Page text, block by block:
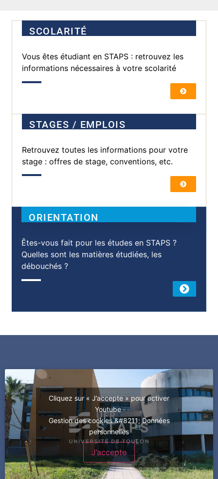
SCOLARITÉ
Vous êtes étudiant en STAPS : retrouvez les
informations nécessaires à votre scolarité
STAGES / EMPLOIS
Retrouvez toutes les informations pour votre
stage : offres de stage, conventions, etc.
ORIENTATION
Êtes-vous fait pour les études en STAPS ?
Quelles sont les matières étudiées, les
débouchés ?
Cliquez sur « J’accepte » pour activer
Youtube
Gestion des cookies &#8211; Données
personnelles
J’accepte